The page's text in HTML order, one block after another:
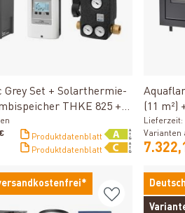
Grey Set + Solarthermie-
THKE 825 +
Produktdatenblatt
Produktdatenblatt
(11 m²)
Lieferzeit:
Varianten